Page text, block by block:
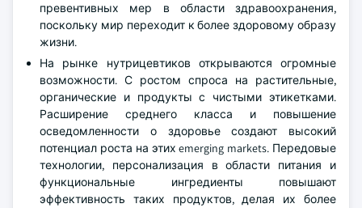
превентивных мер в области здравоохранения,
поскольку мир переходит к более здоровому образу
жизни.
На рынке нутрицевтиков открываются огромные
возможности. С ростом спроса на растительные,
органические и продукты с чистыми этикетками.
Расширение среднего класса и повышение
осведомленности о здоровье создают высокий
потенциал роста на этих emerging markets. Передовые
технологии, персонализация в области питания и
функциональные ингредиенты повышают
эффективность таких продуктов, делая их более